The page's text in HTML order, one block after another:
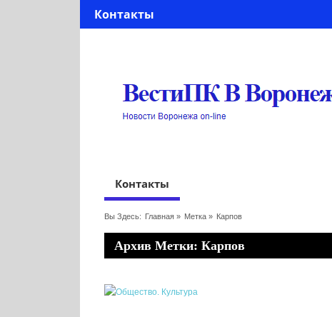
Контакты
Контакты
Вы Здесь: Главная» Метка » Карпов
Архив Метки: Карпов